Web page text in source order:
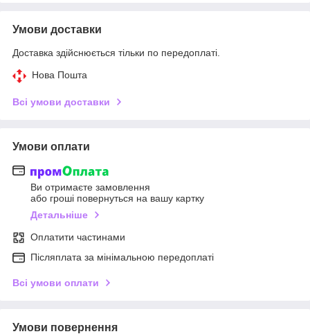
Умови доставки
Доставка здійснюється тільки по передоплаті.
Нова Пошта
Всі умови доставки
Умови оплати
Ви отримаєте замовлення
або гроші повернуться на вашу картку
Детальніше
Оплатити частинами
Післяплата за мінімальною передоплаті
Всі умови оплати
Умови повернення